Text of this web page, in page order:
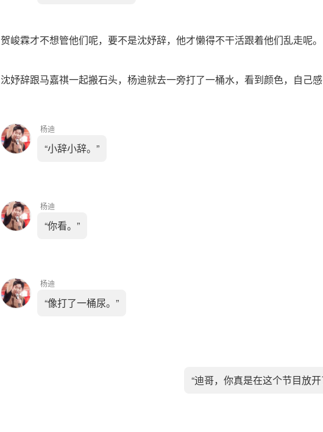
贺峻霖才不想管他们呢，要不是沈妤辞，他才懒得不干活跟着他们乱走呢。
沈妤辞跟马嘉祺一起搬石头，杨迪就去一旁打了一桶水，看到颜色，自己感
杨迪
“小辞小辞。”
杨迪
“你看。”
杨迪
“像打了一桶尿。”
“迪哥，你真是在这个节目放开